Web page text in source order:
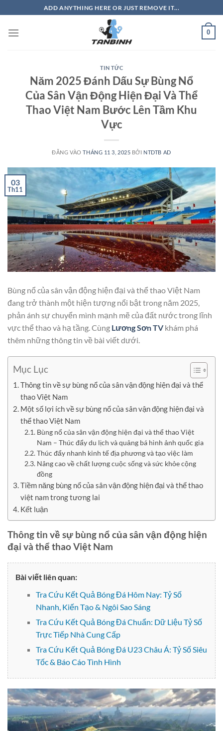
qua
nội
ADD ANYTHING HERE OR JUST REMOVE IT...
0
TIN TỨC
Năm 2025 Đánh Dấu Sự Bùng Nổ
Của Sân Vận Động Hiện Đại Và Thể
Thao Việt Nam Bước Lên Tầm Khu
Vực
ĐĂNG VÀOTHÁNG 11 3, 2025 BỞI NTDTB AD
03
Th11
Bùng nổ của sân vận động hiện đại và thể thao Việt Nam
đang trở thành một hiện tượng nổi bật trong năm 2025,
phản ánh sự chuyển mình mạnh mẽ của đất nước trong lĩnh
vực thể thao và hạ tầng. Cùng Lương Sơn TVkhám phá
thêm những thông tin về bài viết dưới.
Mục Lục
Thông tin về sự bùng nổ của sân vận động hiện đại và thể
thao Việt Nam
Một số lợi ích về sự bùng nổ của sân vận động hiện đại và
thể thao Việt Nam
Bùng nổ của sân vận động hiện đại và thể thao Việt
Nam – Thúc đẩy du lịch và quảng bá hình ảnh quốc gia
Thúc đẩy nhanh kinh tế địa phương và tạo việc làm
Nâng cao về chất lượng cuộc sống và sức khỏe cộng
đồng
Tiềm năng bùng nổ của sân vận động hiện đại và thể thao
việt nam trong tương lai
Kết luận
Thông tin về sự bùng nổ của sân vận động hiện
đại và thể thao Việt Nam
Bài viết liên quan:
Tra Cứu Kết Quả Bóng Đá Hôm Nay: Tỷ Số
Nhanh, Kiến Tạo & Ngôi Sao Sáng
Tra Cứu Kết Quả Bóng Đá Chuẩn: Dữ Liệu Tỷ Số
Trực Tiếp Nhà Cung Cấp
Tra Cứu Kết Quả Bóng Đá U23 Châu Á: Tỷ Số Siêu
Tốc & Báo Cáo Tình Hình